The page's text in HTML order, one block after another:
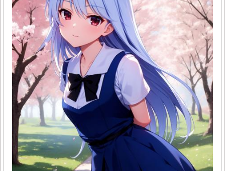
민 C, 아연 등을 과다 복용했을 때 소화불량, 설사, 복통 등의
부작용이 나타날 수 있으니 권장 용량을 꼭 지켜야 해요. 전문
가와 상담 없이 임의로..